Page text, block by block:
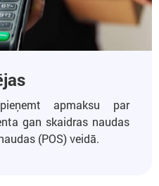
apmaksu par
gan skaidras naudas
(POS) veidā.